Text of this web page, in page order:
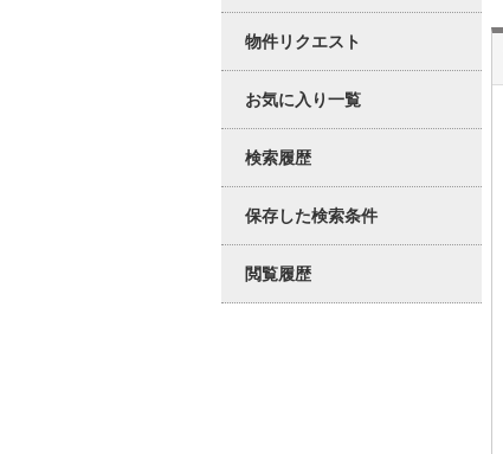
物件リクエスト
お気に入り一覧
検索履歴
保存した検索条件
閲覧履歴